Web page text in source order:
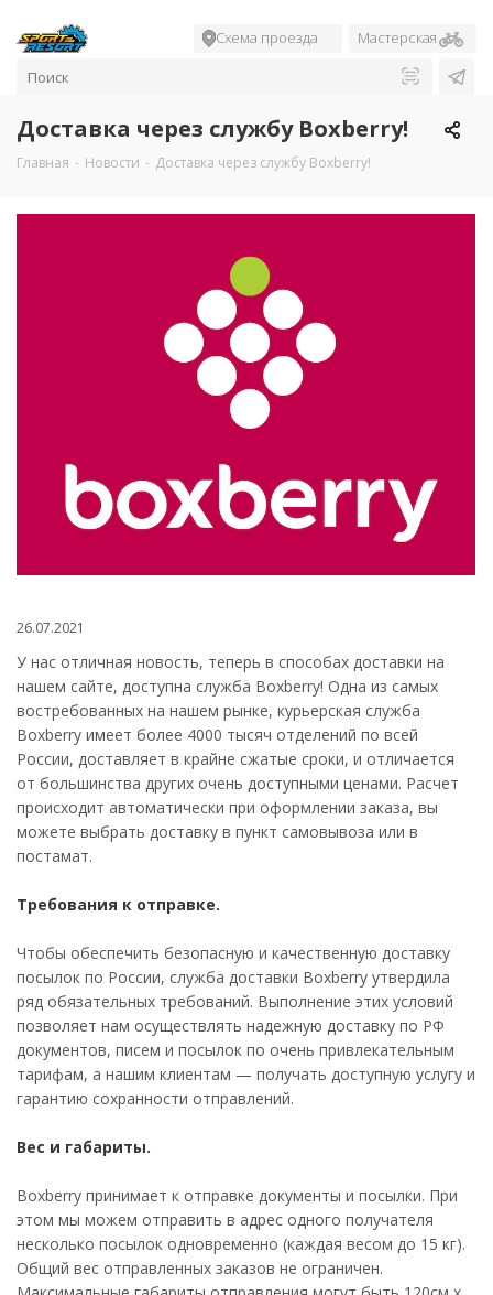
Схема проезда Мастерская
Доставка через службу Boxberry!
Главная - Новости - Доставка через службу Boxberry!
26.07.2021
У нас отличная новость, теперь в способах доставки на
нашем сайте, доступна служба Boxberry! Одна из самых
востребованных на нашем рынке, курьерская служба
Boxberry имеет более 4000 тысяч отделений по всей
России, доставляет в крайне сжатые сроки, и отличается
от большинства других очень доступными ценами. Расчет
происходит автоматически при оформлении заказа, вы
можете выбрать доставку в пункт самовывоза или в
постамат.
Требования к отправке.
Чтобы обеспечить безопасную и качественную доставку
посылок по России, служба доставки Boxberry утвердила
ряд обязательных требований. Выполнение этих условий
позволяет нам осуществлять надежную доставку по РФ
документов, писем и посылок по очень привлекательным
тарифам, а нашим клиентам — получать доступную услугу и
гарантию сохранности отправлений.
Вес и габариты.
Boxberry принимает к отправке документы и посылки. При
этом мы можем отправить в адрес одного получателя
несколько посылок одновременно (каждая весом до 15 кг).
Общий вес отправленных заказов не ограничен.